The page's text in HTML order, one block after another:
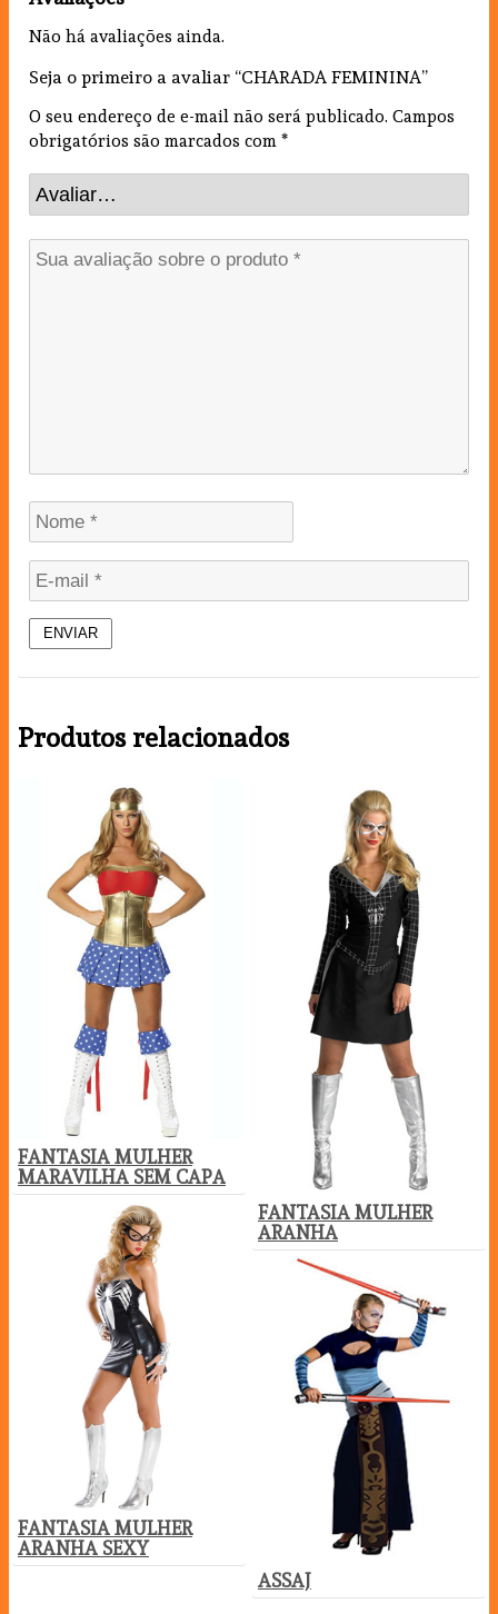
Não há avaliações ainda.
Seja o primeiro a avaliar “CHARADA FEMININA”
O seu endereço de e-mail não será publicado. Campos
obrigatórios são marcados com *
Produtos relacionados
FANTASIA MULHER
MARAVILHA SEM CAPA
FANTASIA MULHER
ARANHA
FANTASIA MULHER
ARANHA SEXY
ASSAJ